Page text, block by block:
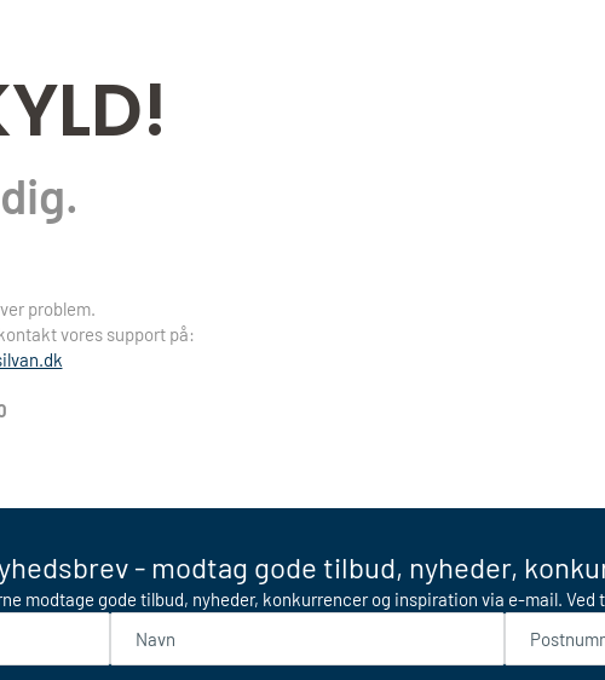
problem.
vores support på:
- modtag gode tilbud, nyheder,
modtage gode tilbud, nyheder, konkurrencer og inspiration via e-mail.